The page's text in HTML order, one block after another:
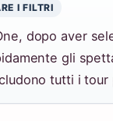
I FILTRI
dopo aver
gli
tutti i tour